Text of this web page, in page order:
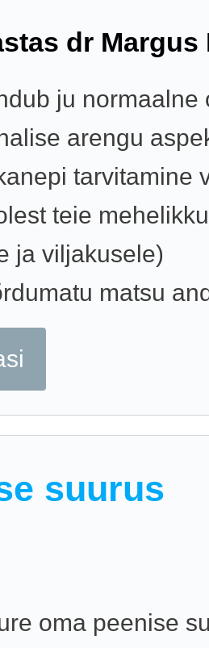
dr Margus
ju normaalne
arengu
tarvitamine
teie
ja viljakusele)
matsu
suurus
oma peenise